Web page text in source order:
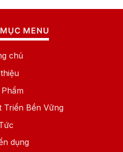
MENU
chủ
Triển Bền Vững
dụng